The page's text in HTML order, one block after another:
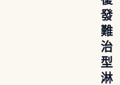
發
難
治
型
淋